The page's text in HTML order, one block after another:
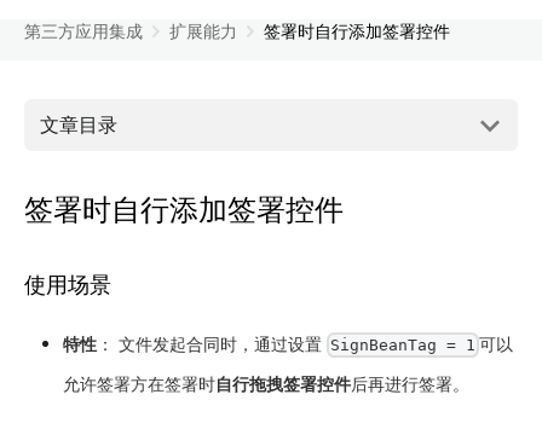
第三方应用集成 扩展能力 签署时自行添加签署控件
文章目录
签署时自行添加签署控件
使用场景
特性 ： 文件发起合同时，通过设置 SignBeanTag = 1 可以
允许签署方在签署时自行拖拽签署控件后再进行签署。